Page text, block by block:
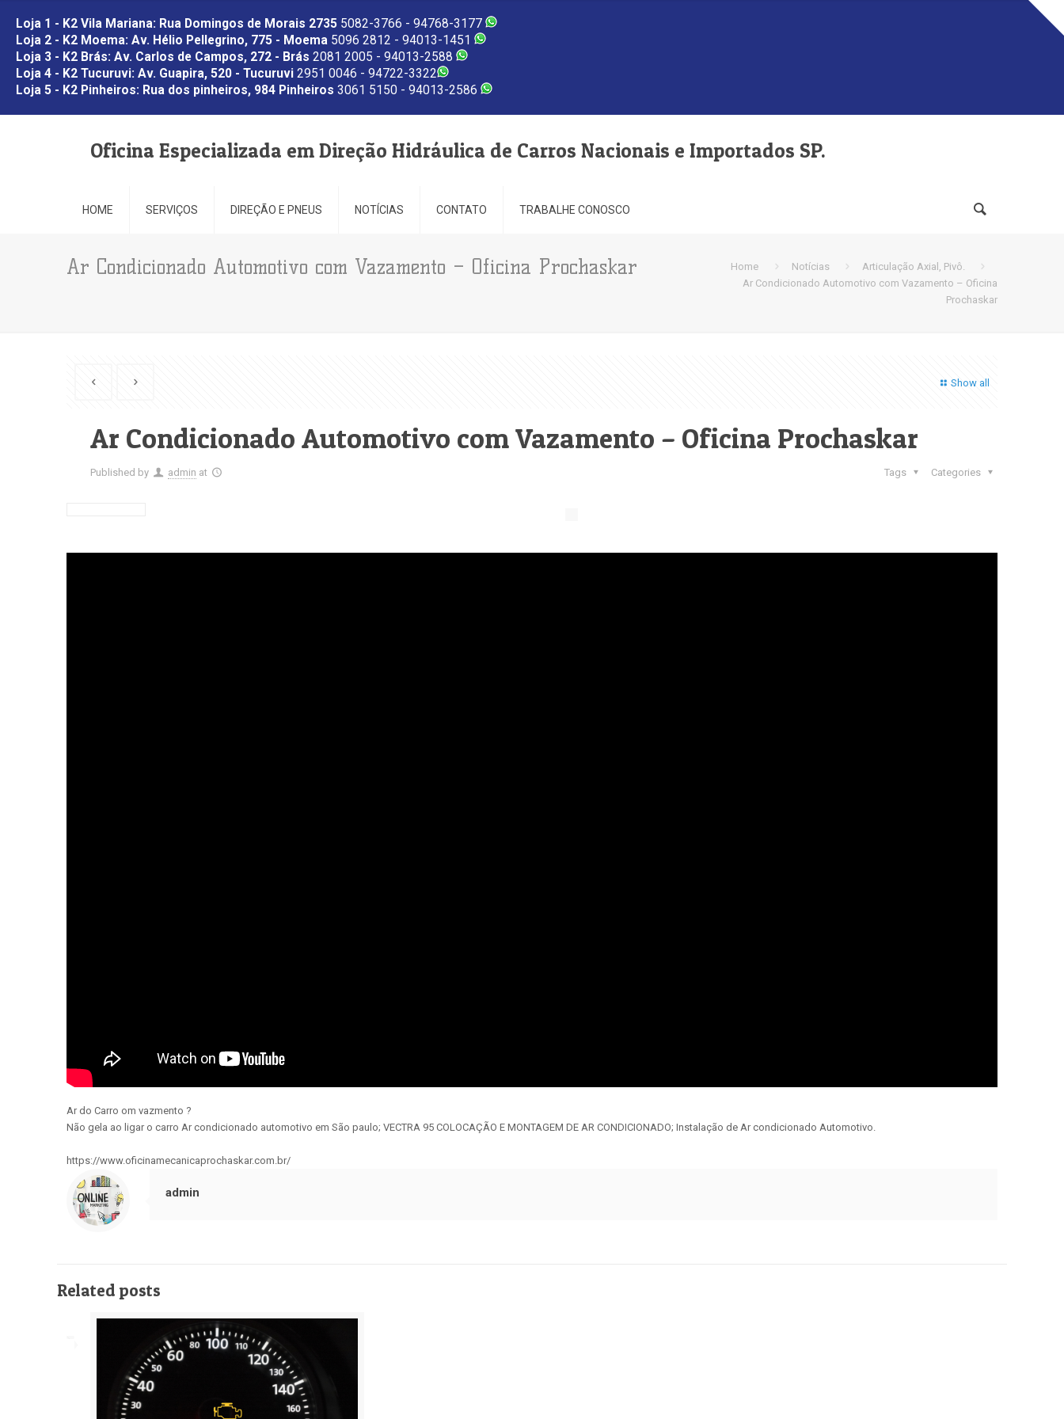
Loja 1 - K2 Vila Mariana: Rua Domingos de Morais 2735 5082-3766 - 94768-3177
Loja 2 - K2 Moema: Av. Hélio Pellegrino, 775 - Moema 5096 2812 - 94013-1451
Loja 3 - K2 Brás: Av. Carlos de Campos, 272 - Brás 2081 2005 - 94013-2588
Loja 4 - K2 Tucuruvi: Av. Guapira, 520 - Tucuruvi 2951 0046 - 94722-3322
Loja 5 - K2 Pinheiros: Rua dos pinheiros, 984 Pinheiros 3061 5150 - 94013-2586
Oficina Especializada em Direção Hidráulica de Carros Nacionais e Importados SP.
HOME SERVIÇOS DIREÇÃO E PNEUS NOTÍCIAS CONTATO TRABALHE CONOSCO
Ar Condicionado Automotivo com Vazamento – Oficina Prochaskar Home Notícias
Articulação Axial, Pivô.
Ar Condicionado Automotivo com Vazamento – Oficina
Prochaskar
Show all
Ar Condicionado Automotivo com Vazamento – Oficina Prochaskar
Published by admin at Categories
Tags
Ar do Carro om vazmento ?
Não gela ao ligar o carro Ar condicionado automotivo em São paulo; VECTRA 95 COLOCAÇÃO E MONTAGEM DE AR CONDICIONADO; Instalação de Ar condicionado Automotivo.
https://www.oficinamecanicaprochaskar.com.br/
admin
Related posts